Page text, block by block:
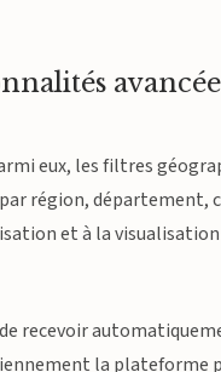
eux, les filtres
région, département,
et à la
recevoir
la plateforme